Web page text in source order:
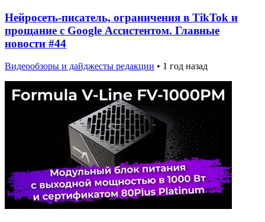
Нейросеть-писатель, ограничения в TikTok и
прощание с Google Ассистентом. Главные
новости #44
Видеообзоры и дайджесты редакции • 1 год назад